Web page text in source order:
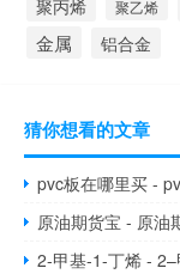
聚丙烯 聚乙烯
金属 铝合金
猜你想看的文章
pvc板在哪里买 -
原油期货宝 - 原油
2-甲基-1-丁烯 -